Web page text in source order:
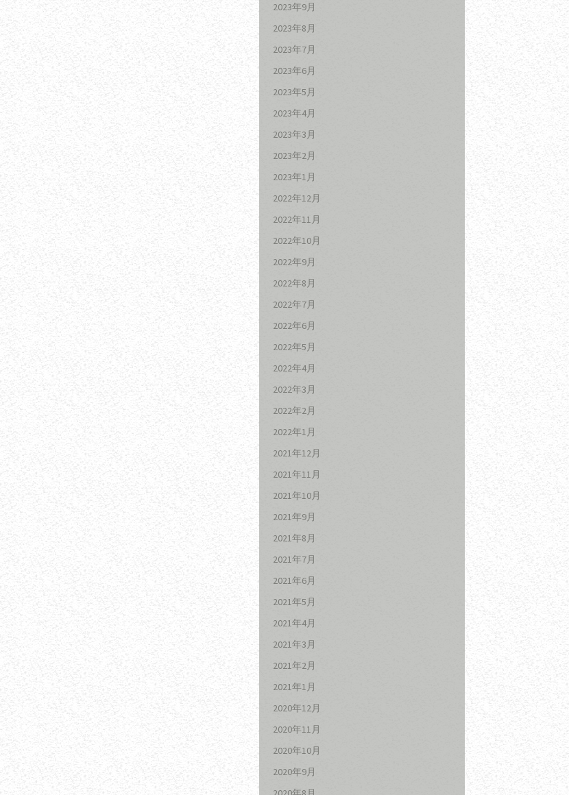
2023年9月
2023年8月
2023年7月
2023年6月
2023年5月
2023年4月
2023年3月
2023年2月
2023年1月
2022年12月
2022年11月
2022年10月
2022年9月
2022年8月
2022年7月
2022年6月
2022年5月
2022年4月
2022年3月
2022年2月
2022年1月
2021年12月
2021年11月
2021年10月
2021年9月
2021年8月
2021年7月
2021年6月
2021年5月
2021年4月
2021年3月
2021年2月
2021年1月
2020年12月
2020年11月
2020年10月
2020年9月